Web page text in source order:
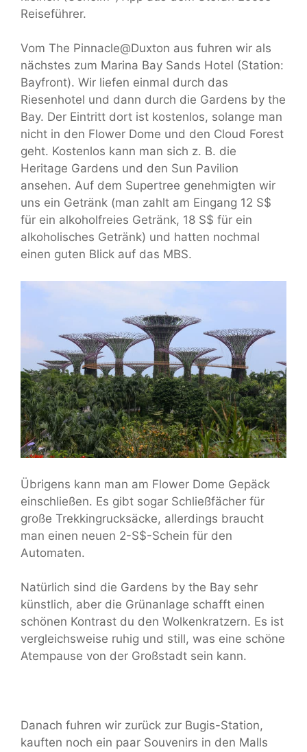
Reiseführer.
Vom The Pinnacle@Duxton aus fuhren wir als
nächstes zum Marina Bay Sands Hotel (Station:
Bayfront). Wir liefen einmal durch das
Riesenhotel und dann durch die Gardens by the
Bay. Der Eintritt dort ist kostenlos, solange man
nicht in den Flower Dome und den Cloud Forest
geht. Kostenlos kann man sich z. B. die
Heritage Gardens und den Sun Pavilion
ansehen. Auf dem Supertree genehmigten wir
uns ein Getränk (man zahlt am Eingang 12 S$
für ein alkoholfreies Getränk, 18 S$ für ein
alkoholisches Getränk) und hatten nochmal
einen guten Blick auf das MBS.
Übrigens kann man am Flower Dome Gepäck
einschließen. Es gibt sogar Schließfächer für
große Trekkingrucksäcke, allerdings braucht
man einen neuen 2-S$-Schein für den
Automaten.
Natürlich sind die Gardens by the Bay sehr
künstlich, aber die Grünanlage schafft einen
schönen Kontrast du den Wolkenkratzern. Es ist
vergleichsweise ruhig und still, was eine schöne
Atempause von der Großstadt sein kann.
Danach fuhren wir zurück zur Bugis-Station,
kauften noch ein paar Souvenirs in den Malls